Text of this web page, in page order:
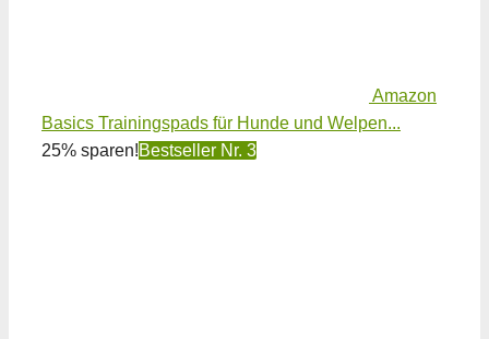
Amazon
Basics Trainingspads für Hunde und Welpen...
25% sparen!Bestseller Nr. 3